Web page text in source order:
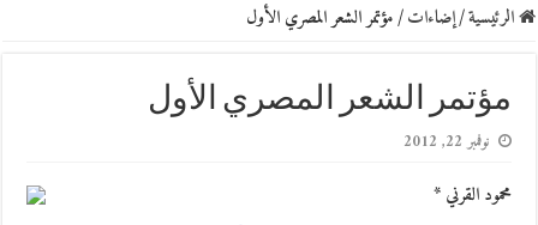
الرئيسية/إضاءات/مؤتمر الشعر المصري الأول
مؤتمر الشعر المصري الأول
نوفمبر 22, 2012
محمود القرني *